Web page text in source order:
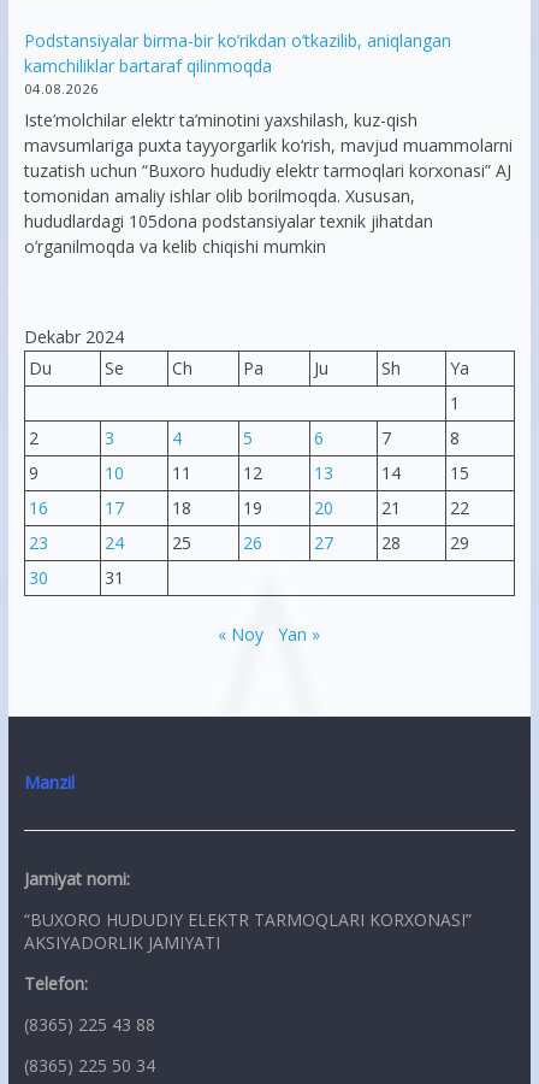
Podstansiyalar birma-bir ko’rikdan o’tkazilib, aniqlangan
kamchiliklar bartaraf qilinmoqda
04.08.2026
Iste’molchilar elektr ta’minotini yaxshilash, kuz-qish
mavsumlariga puxta tayyorgarlik ko‘rish, mavjud muammolarni
tuzatish uchun “Buxoro hududiy elektr tarmoqlari korxonasi” AJ
tomonidan amaliy ishlar olib borilmoqda. Xususan,
hududlardagi 105dona podstansiyalar texnik jihatdan
o’rganilmoqda va kelib chiqishi mumkin
Dekabr 2024
Du
Se Ch Pa Ju Sh
Ya
1
2
3 4 5 6 7
8
9
10 11 12 13 14
15
16
17 18 19 20 21
22
23
24 25 26 27 28
29
30
31
« Noy Yan »
Manzil
Jamiyat nomi:
“BUXORO HUDUDIY ELEKTR TARMOQLARI KORXONASI”
AKSIYADORLIK JAMIYATI
Telefon:
(8365) 225 43 88
(8365) 225 50 34